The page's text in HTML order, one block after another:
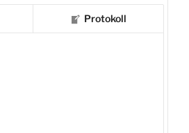
Protokoll